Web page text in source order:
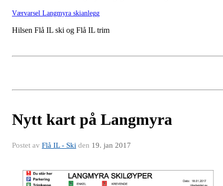
Værvarsel Langmyra skianlegg
Hilsen Flå IL ski og Flå IL trim
Nytt kart på Langmyra
Postet av Flå IL - Ski den 19. jan 2017